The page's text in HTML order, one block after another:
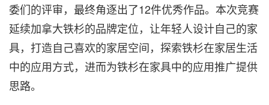
委们的评审，最终角逐出了12件优秀作品。本次竞赛
延续加拿大铁杉的品牌定位，让年轻人设计自己的家
具，打造自己喜欢的家居空间，探索铁杉在家居生活
中的应用方式，进而为铁杉在家具中的应用推广提供
思路。